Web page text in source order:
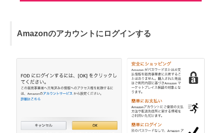
Amazonのアカウントにログインする